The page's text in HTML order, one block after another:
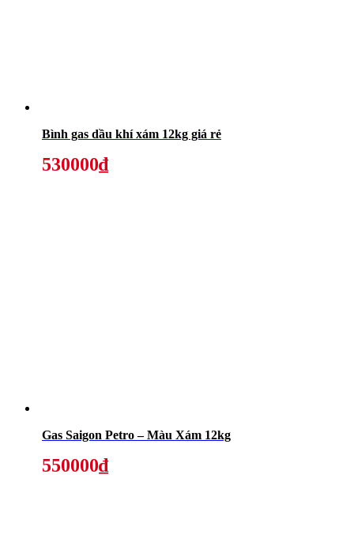
Bình gas dầu khí xám 12kg giá rẻ
530000₫
Gas Saigon Petro – Màu Xám 12kg
550000₫